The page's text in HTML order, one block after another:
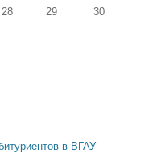
28 29
30
в ВГАУ